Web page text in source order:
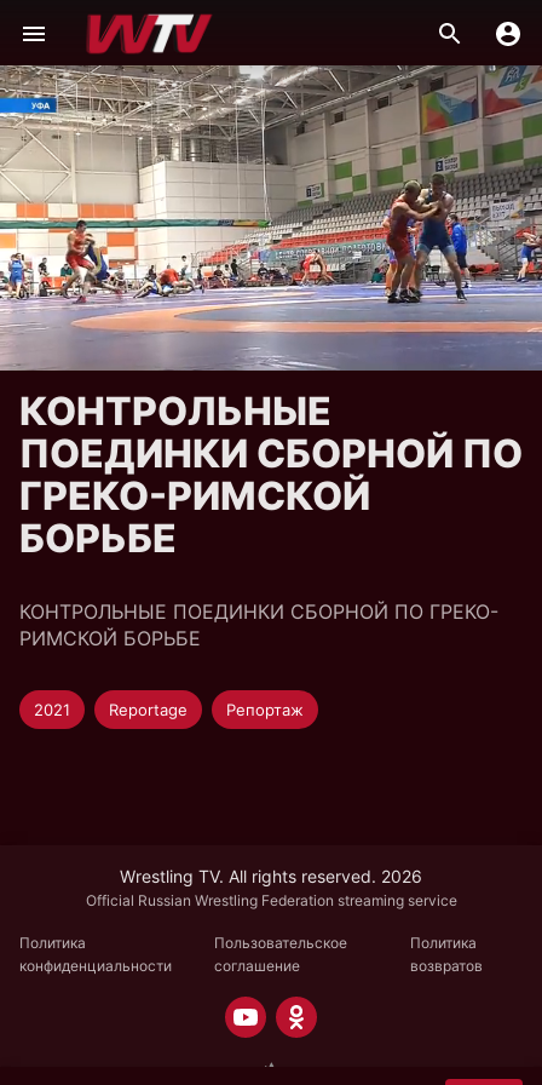
КОНТРОЛЬНЫЕ
ПОЕДИНКИ СБОРНОЙ ПО
ГРЕКО-РИМСКОЙ
БОРЬБЕ
КОНТРОЛЬНЫЕ ПОЕДИНКИ СБОРНОЙ ПО ГРЕКО-
РИМСКОЙ БОРЬБЕ
2021 Reportage Репортаж
Wrestling TV. All rights reserved. 2026
Official Russian Wrestling Federation streaming service
Политика
конфиденциальности
Пользовательское
соглашение
Политика
возвратов